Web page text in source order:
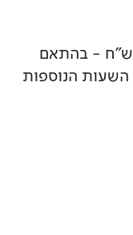
‍השכר נע בין 21,000 ל-24,000 ש"ח - בהתאם
השעות הנוספות